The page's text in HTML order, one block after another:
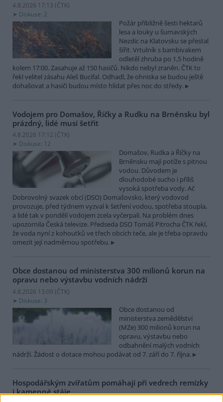
4.8.2026 17:13 (ČTK)
Diskuse: 2
Požár přibližně šesti hektarů
lesa a louky u šumavských
Nezdic na Klatovsku se přestal
šířit. Vrtulník s bambivakem
odletěl zhruba po 1,5 hodině
kolem 17:00. Zasahuje až 150 hasičů. Nikdo nebyl zraněn. ČTK to
řekl velitel zásahu Aleš Bucifal. Odhadl, že ohniska se budou ještě
dohašovat a hasiči budou místo hlídat přes noc do středy.
Vodojem pro Domašov, Říčky a Rudku na Brněnsku byl
prázdný, lidé musí šetřit
4.8.2026 17:12 (ČTK)
Diskuse: 12
Domašov, Rudka a Říčky na
Brněnsku mají potíže s pitnou
vodou. Důvodem je
dlouhodobé sucho i příliš
vysoká spotřeba vody. Ač
Dobrovolný svazek obcí (DSO) Domašovsko, který vodovod
provozuje, před týdnem vyzval k šetření vodou, spotřeba stoupla,
a lidé tak v pondělí vodojem zcela vyčerpali. Na problém dnes
upozornila Česká televize. Předseda DSO Tomáš Pitrocha ČTK řekl,
že voda nyní z kohoutků ve třech obcích teče, ale je třeba opravdu
omezit její nadměrnou spotřebu.
Obce dostanou od ministerstva 300 milionů korun na
opravu nebo výstavbu vodních nádrží
4.8.2026 13:09 (ČTK)
Diskuse: 3
Obce dostanou od
ministerstva zemědělství
(MZe) 300 milionů korun na
opravu, výstavbu nebo
odbahnění malých vodních
nádrží. Žádost o dotace mohou podávat od 7. září do 7. října.
Hospodářským zvířatům pomáhají při vedrech remízky
i kamenné stáje